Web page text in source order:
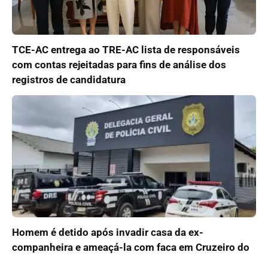
TCE-AC entrega ao TRE-AC lista de responsáveis
com contas rejeitadas para fins de análise dos
registros de candidatura
Homem é detido após invadir casa da ex-
companheira e ameaçá-la com faca em Cruzeiro do